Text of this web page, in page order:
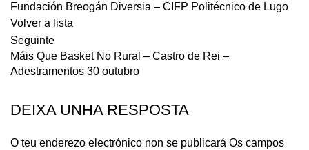
Fundación Breogán Diversia – CIFP Politécnico de Lugo
Volver a lista
Seguinte
Máis Que Basket No Rural – Castro de Rei –
Adestramentos 30 outubro
DEIXA UNHA RESPOSTA
O teu enderezo electrónico non se publicará Os campos